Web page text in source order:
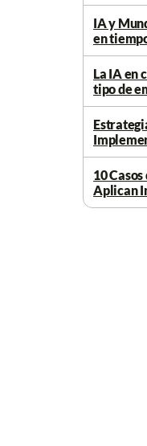
IA y
en
La IA en
tipo de
10
Aplican